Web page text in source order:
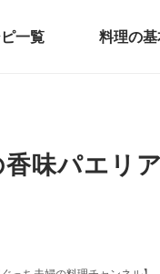
一覧 料理の
味パエリア